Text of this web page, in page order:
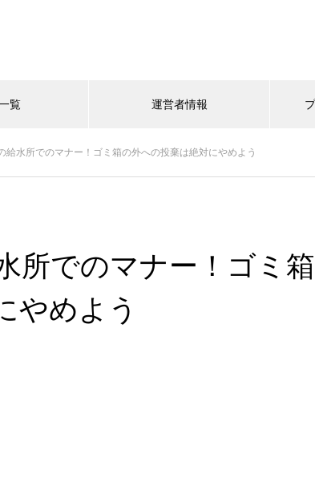
覧 運営者情報
給水所でのマナー！ゴミ箱の外への投棄は絶対にやめよう
所でのマナー！ゴミ箱
やめよう